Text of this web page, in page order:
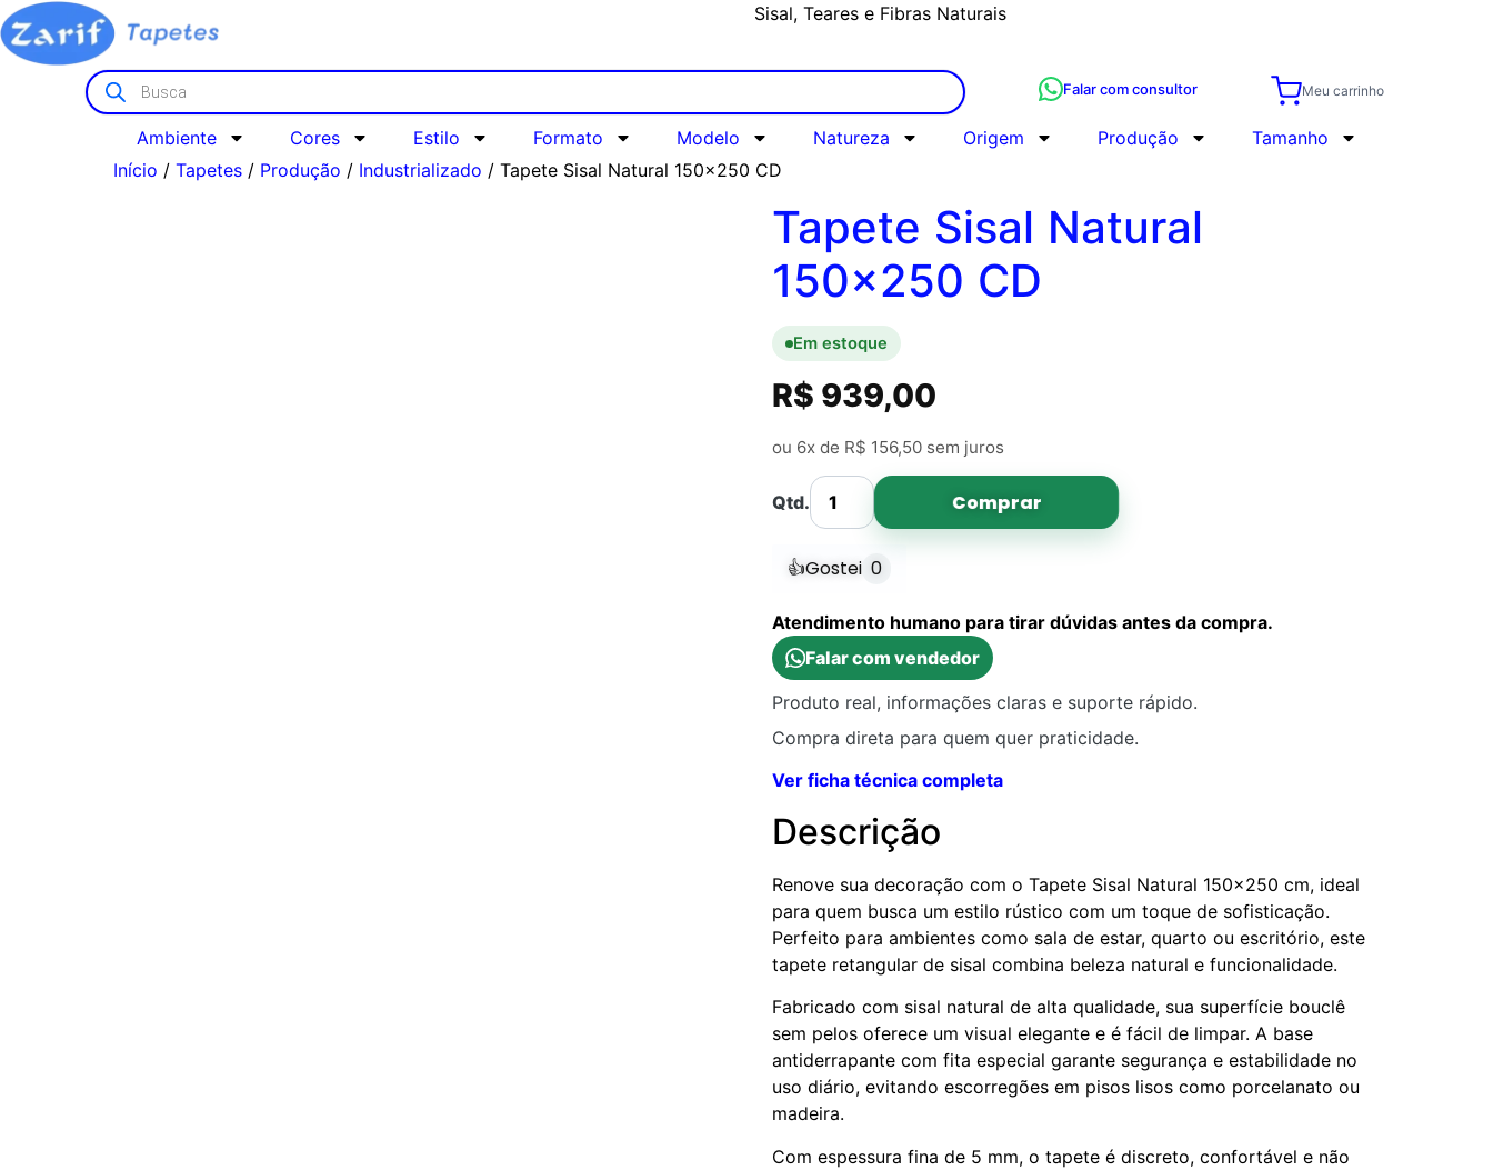
Sisal, Teares e Fibras Naturais
Meu carrinho
Falar com consultor
Ambiente Cores Estilo Formato Modelo Natureza Origem Produção
Tamanho
Início / Tapetes / Produção / Industrializado / Tapete Sisal Natural 150×250 CD
Tapete Sisal Natural
150×250 CD
Em estoque
R$ 939,00
ou 6x de R$ 156,50sem juros
Qtd. Comprar
👍Gostei 0
Atendimento humano para tirar dúvidas antes da compra.
Falar com vendedor
Produto real, informações claras e suporte rápido.
Compra direta para quem quer praticidade.
Ver ficha técnica completa
Descrição
Renove sua decoração com o Tapete Sisal Natural 150×250 cm, ideal
para quem busca um estilo rústico com um toque de sofisticação.
Perfeito para ambientes como sala de estar, quarto ou escritório, este
tapete retangular de sisal combina beleza natural e funcionalidade.
Fabricado com sisal natural de alta qualidade, sua superfície bouclê
sem pelos oferece um visual elegante e é fácil de limpar. A base
antiderrapante com fita especial garante segurança e estabilidade no
uso diário, evitando escorregões em pisos lisos como porcelanato ou
madeira.
Com espessura fina de 5 mm, o tapete é discreto, confortável e não